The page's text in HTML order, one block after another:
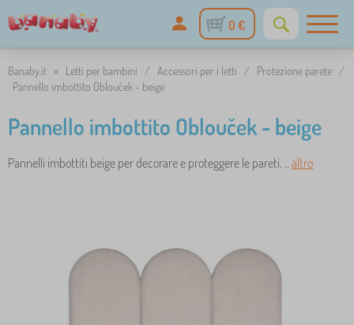
0 €
Banaby.it » Letti per bambini / Accessori per i letti / Protezione parete /
Pannello imbottito Oblouček - beige
Pannello imbottito Oblouček - beige
Pannelli imbottiti beige per decorare e proteggere le pareti. .. altro